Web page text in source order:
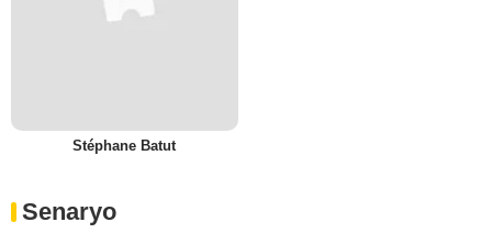
Stéphane Batut
Senaryo